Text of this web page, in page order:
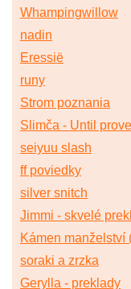
Whampingwillow
nadin
Eressië
runy
Strom poznania
Slimča - Until
seiyuu slash
ff poviedky
silver snitch
Jimmi - skvelé
Kámen manželství
soraki a zrzka
Gerylla - preklady